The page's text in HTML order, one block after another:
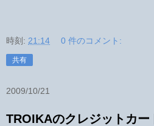
時刻: 21:14 0 件のコメント:
共有
2009/10/21
TROIKAのクレジットカー